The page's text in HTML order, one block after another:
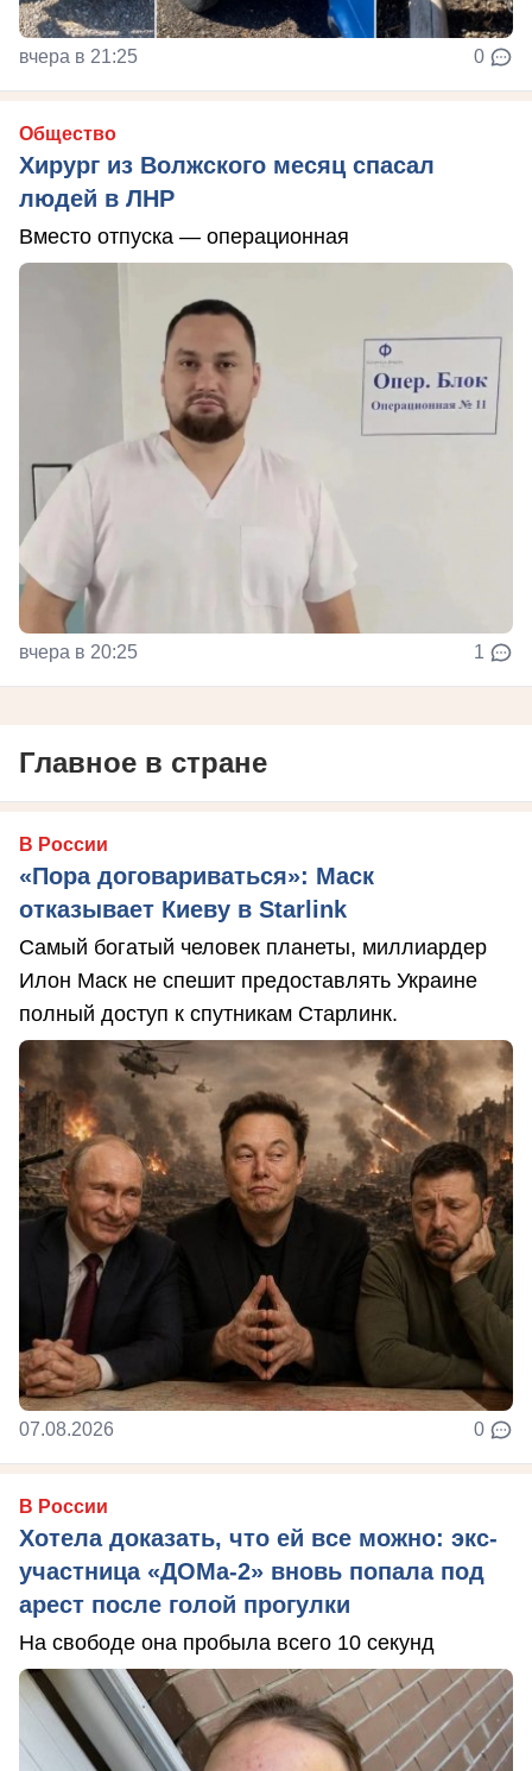
вчера в 21:25 0
Общество
Хирург из Волжского месяц спасал
людей в ЛНР
Вместо отпуска — операционная
вчера в 20:25 1
Главное в стране
В России
«Пора договариваться»: Маск
отказывает Киеву в Starlink
Самый богатый человек планеты, миллиардер
Илон Маск не спешит предоставлять Украине
полный доступ к спутникам Старлинк.
07.08.2026 0
В России
Хотела доказать, что ей все можно: экс-
участница «ДОМа-2» вновь попала под
арест после голой прогулки
На свободе она пробыла всего 10 секунд